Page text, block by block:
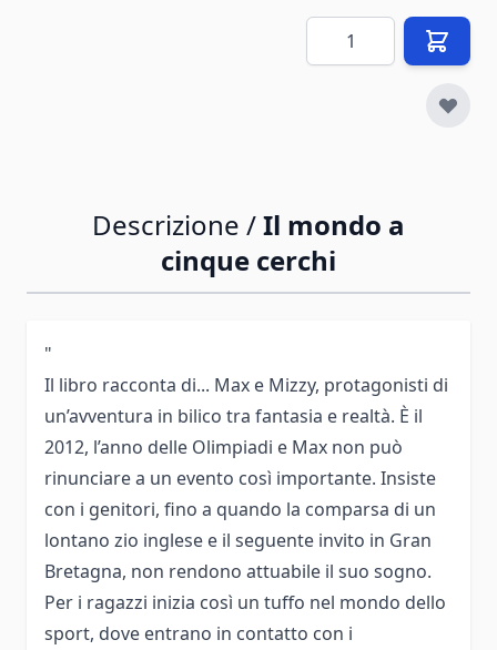
Quantità
Descrizione /Il mondo a
cinque cerchi
"
Il libro racconta di... Max e Mizzy, protagonisti di
un’avventura in bilico tra fantasia e realtà. È il
2012, l’anno delle Olimpiadi e Max non può
rinunciare a un evento così importante. Insiste
con i genitori, fino a quando la comparsa di un
lontano zio inglese e il seguente invito in Gran
Bretagna, non rendono attuabile il suo sogno.
Per i ragazzi inizia così un tuffo nel mondo dello
sport, dove entrano in contatto con i